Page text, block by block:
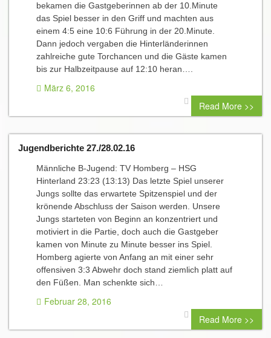
bekamen die Gastgeberinnen ab der 10.Minute
das Spiel besser in den Griff und machten aus
einem 4:5 eine 10:6 Führung in der 20.Minute.
Dann jedoch vergaben die Hinterländerinnen
zahlreiche gute Torchancen und die Gäste kamen
bis zur Halbzeitpause auf 12:10 heran….
März 6, 2016
0 comment
Read More >>
Jugendberichte 27./28.02.16
Männliche B-Jugend: TV Homberg – HSG
Hinterland 23:23 (13:13) Das letzte Spiel unserer
Jungs sollte das erwartete Spitzenspiel und der
krönende Abschluss der Saison werden. Unsere
Jungs starteten von Beginn an konzentriert und
motiviert in die Partie, doch auch die Gastgeber
kamen von Minute zu Minute besser ins Spiel.
Homberg agierte von Anfang an mit einer sehr
offensiven 3:3 Abwehr doch stand ziemlich platt auf
den Füßen. Man schenkte sich…
Februar 28, 2016
0 comment
Read More >>